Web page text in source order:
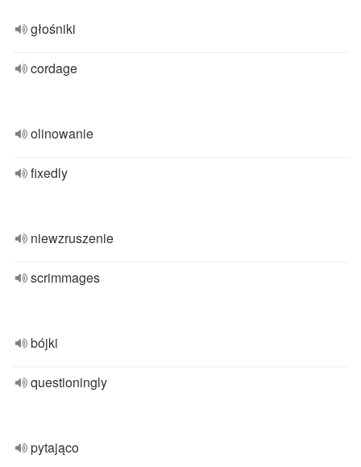
głośniki
cordage
olinowanie
fixedly
niewzruszenie
scrimmages
bójki
questioningly
pytająco